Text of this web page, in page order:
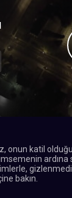
onun katil
ardına
bakın.